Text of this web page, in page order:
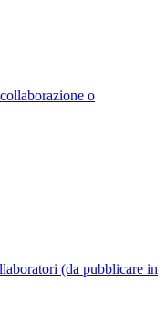
o
(da pubblicare in